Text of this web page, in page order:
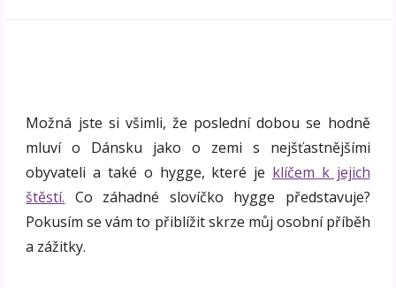
Možná jste si všimli, že poslední dobou se hodně
mluví o Dánsku jako o zemi s nejšťastnějšími
obyvateli a také o hygge, které je klíčem k jejich
štěstí. Co záhadné slovíčko hygge představuje?
Pokusím se vám to přiblížit skrze můj osobní příběh
a zážitky.